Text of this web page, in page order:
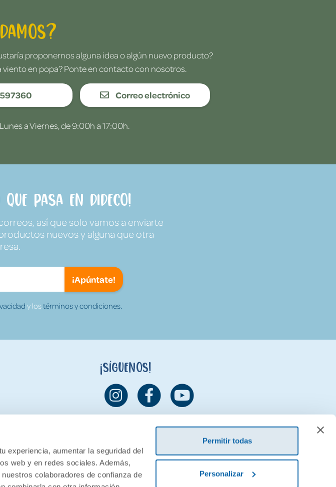
experiencia, aumentar la seguridad del
web y en redes sociales. Además,
colaboradores de confianza de
Permitir todas
Personalizar
proponernos alguna idea o algún nuevo producto?
viento en popa? Ponte en contacto con nosotros.
Correo electrónico
a Viernes, de 9:00h a 17:00h.
pasa en Dideco!
así que solo vamos a enviarte
nuevos y alguna que otra
¡Apúntate!
y lostérminos y condiciones.
¡Síguenos!